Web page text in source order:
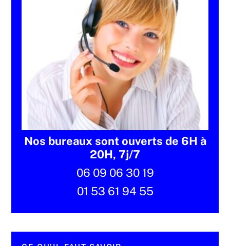
Nos bureaux sont ouverts de 6H à
20H, 7j/7
06 09 06 30 19
01 53 61 94 55